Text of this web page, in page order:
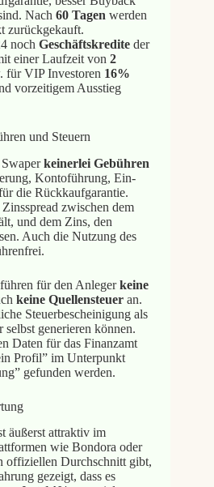
Nach 60 Tagen werden
zurückgekauft.
noch Geschäftskredite der
einer Laufzeit von 2
für VIP Investoren 16%
vorzeitigem Ausstieg
und Steuern
keinerlei Gebühren
Kontoführung, Ein-
die Rückkaufgarantie.
zwischen dem
und dem Zins, den
Auch die Nutzung des
für den Anlegerkeine
keine Quellensteueran.
Steuerbescheinigung als
generieren können.
Daten für das Finanzamt
Profil” im Unterpunkt
gefunden werden.
äußerst attraktiv im
wie Bondora oder
offiziellen Durchschnitt gibt,
gezeigt, dass es